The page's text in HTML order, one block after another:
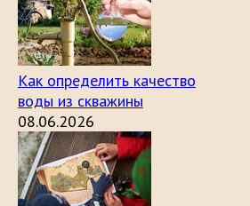
Как определить качество
воды из скважины
08.06.2026